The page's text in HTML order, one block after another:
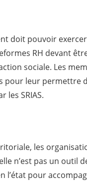
doit pouvoir
RH devant
sociale. Les
leur permettre
les SRIAS.
les
n’est pas un outil
l’état pour